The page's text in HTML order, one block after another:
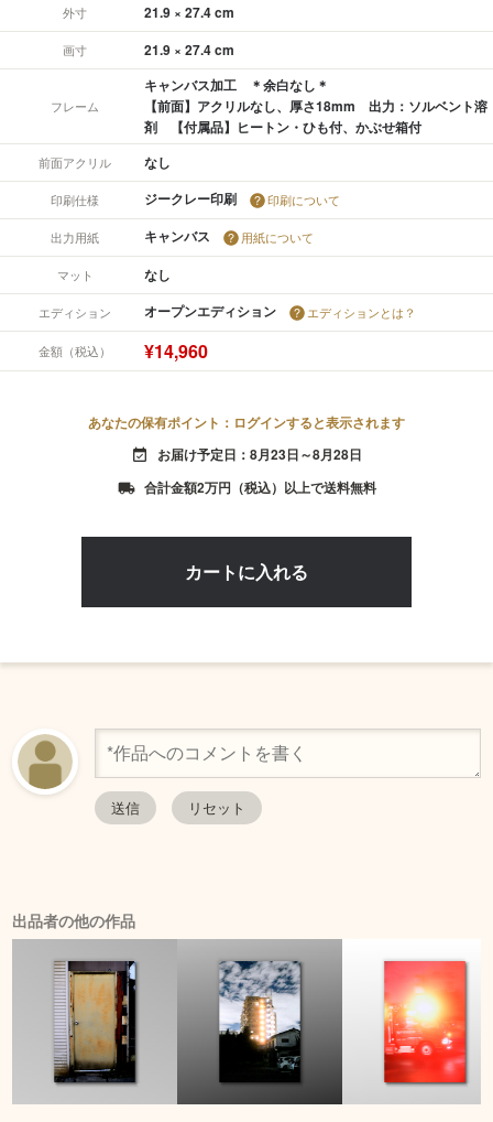
外寸 21.9 × 27.4 cm
画寸 21.9 × 27.4 cm
フレーム
キャンバス加工 ＊余白なし＊
【前面】アクリルなし、厚さ18mm 出力：ソルベント溶
剤 【付属品】ヒートン・ひも付、かぶせ箱付
前面アクリル なし
印刷仕様 ジークレー印刷 印刷について
出力用紙 キャンバス 用紙について
マット なし
エディション オープンエディション エディションとは？
金額（税込） ¥14,960
あなたの保有ポイント：ログインすると表示されます
event_available お届け予定日：8月23日～8月28日
local_shipping 合計金額2万円（税込）以上で送料無料
出品者の他の作品